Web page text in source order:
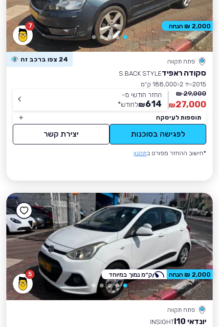
7
פתח תקווה 24 צפו ברכב זה
סקודה ראפידS.BACK STYLE
2015 יד 2
188,000 ק״מ
29,000 ₪
27,000
₪
החזר חודשי מ-
614
₪לחודש*
תוספות לעיסקה
לפגישה בסוכנות יצירת קשר
*חישוב ההחזר מפורט בתקנון
2,000 ₪ הנחה
5
פתח תקווה
יונדאי I10
INSIGHT
2,000 ₪ הנחה ק״מ נמוך במיוחד